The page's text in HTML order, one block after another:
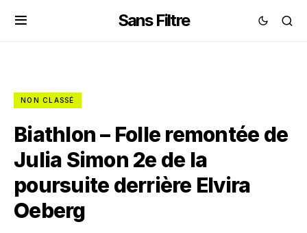
Sans Filtre
NON CLASSÉ
Biathlon – Folle remontée de
Julia Simon 2e de la
poursuite derrière Elvira
Oeberg